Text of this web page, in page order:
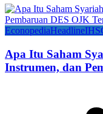
EconopediaHeadline
Apa Itu Saham
Instrumen, dan